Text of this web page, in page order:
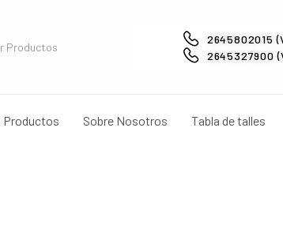
2645802015
2645327900
Productos Sobre Nosotros Tabla de talles